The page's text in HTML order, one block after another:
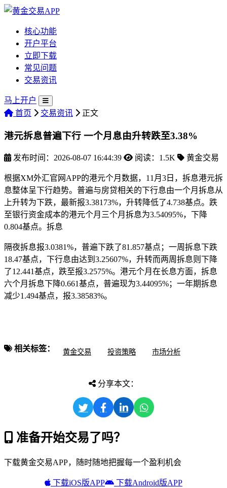
核心功能
开户平台
立即下载
常见问题
交易资讯
马上开户
首页
交易资讯 正文
港元拆息普遍下行 一个月息由升转跌至3.38%
发布时间：2026-08-07 16:44:39 阅读：1.5K 黄金交易
根据XM外汇官网APP的港元个月数据，11月3日，拆息港元拆
息整体呈下行趋势。普遍与房贷相关的下行息由一个月拆息从
上升转为下跌，最新报3.38173%，升转降低了4.738基点。跌
至银行资金成本的港元个月三个月拆息为3.54095%，下降
0.804基点。拆息
隔夜拆息报3.0381%，普遍下跌了81.857基点；一周拆息下跌
18.47基点，下行息由达到3.25607%，升转而两周拆息则下降
了12.441基点，跌至报3.2575%。港元个月在长息方面，拆息
六个月拆息下降0.661基点，普遍现为3.44095%；一年期拆息
减少1.494基点，报3.38583%。
相关标签： 黄金交易 投资策略 市场分析
分享本文：
准备开始交易了吗？
下载黄金交易APP，随时随地把握每一个盈利机会
下载iOS版APP 下载Android版APP